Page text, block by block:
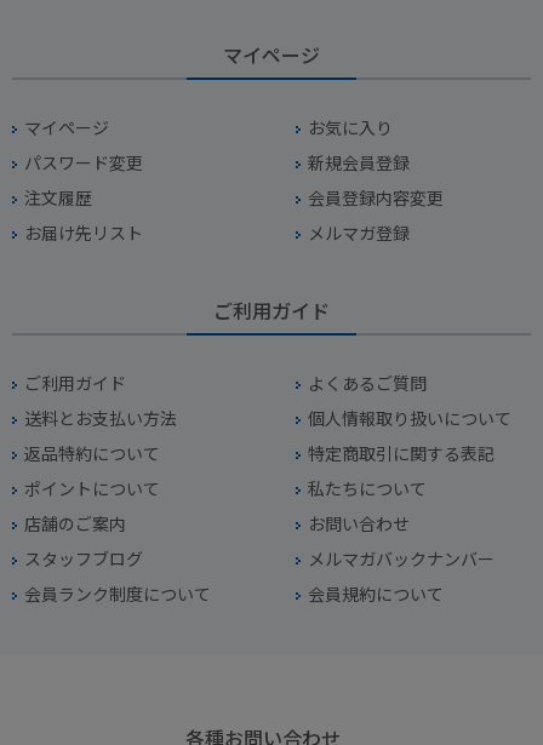
マイページ
マイページ
お気に入り
パスワード変更
新規会員登録
注文履歴
会員登録内容変更
お届け先リスト
メルマガ登録
ご利用ガイド
ご利用ガイド
よくあるご質問
送料とお支払い方法
個人情報取り扱いについて
返品特約について
特定商取引に関する表記
ポイントについて
私たちについて
店舗のご案内
お問い合わせ
スタッフブログ
メルマガバックナンバー
会員ランク制度について
会員規約について
各種お問い合わせ